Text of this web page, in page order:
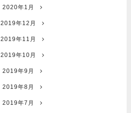
2020年1月
2019年12月
2019年11月
2019年10月
2019年9月
2019年8月
2019年7月